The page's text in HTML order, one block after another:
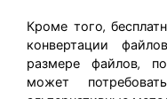
Кроме того,
конвертации
размере файлов,
может